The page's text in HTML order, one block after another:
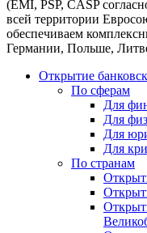
(EMI, PSP, CASP
всей территории
обеспечиваем
Германии, Польше,
Открытие
По сферам
Для
Для
Для
Для
По странам